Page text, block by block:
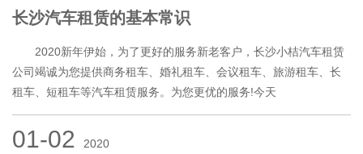
长沙汽车租赁的基本常识
2020新年伊始，为了更好的服务新老客户，长沙小桔汽车租赁
公司竭诚为您提供商务租车、婚礼租车、会议租车、旅游租车、长
租车、短租车等汽车租赁服务。为您更优的服务!今天
01-02 2020